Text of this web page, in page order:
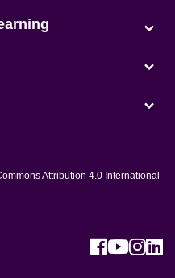
Attribution 4.0 International
VisitVisit